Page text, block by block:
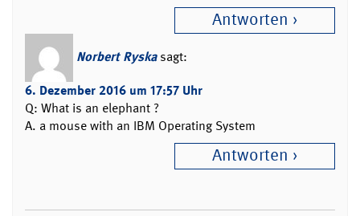
Antworten
Norbert Ryska sagt:
6. Dezember 2016 um 17:57 Uhr
Q: What is an elephant ?
A. a mouse with an IBM Operating System
Antworten